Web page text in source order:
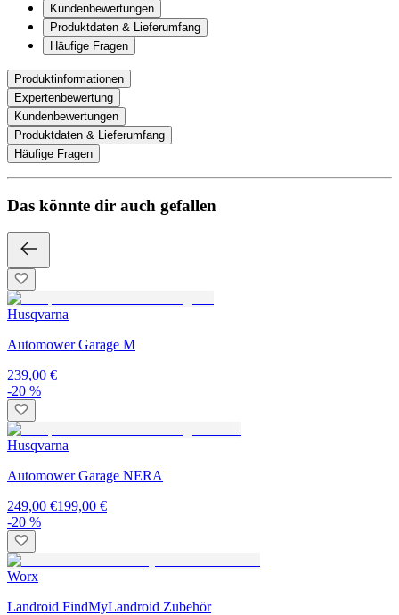
Kundenbewertungen
Produktdaten & Lieferumfang
Häufige Fragen
Produktinformationen
Expertenbewertung
Kundenbewertungen
Produktdaten & Lieferumfang
Häufige Fragen
Das könnte dir auch gefallen
Husqvarna
Automower Garage M
239,00 €
-20 %
Husqvarna
Automower Garage NERA
249,00 €199,00 €
-20 %
Worx
Landroid FindMyLandroid Zubehör